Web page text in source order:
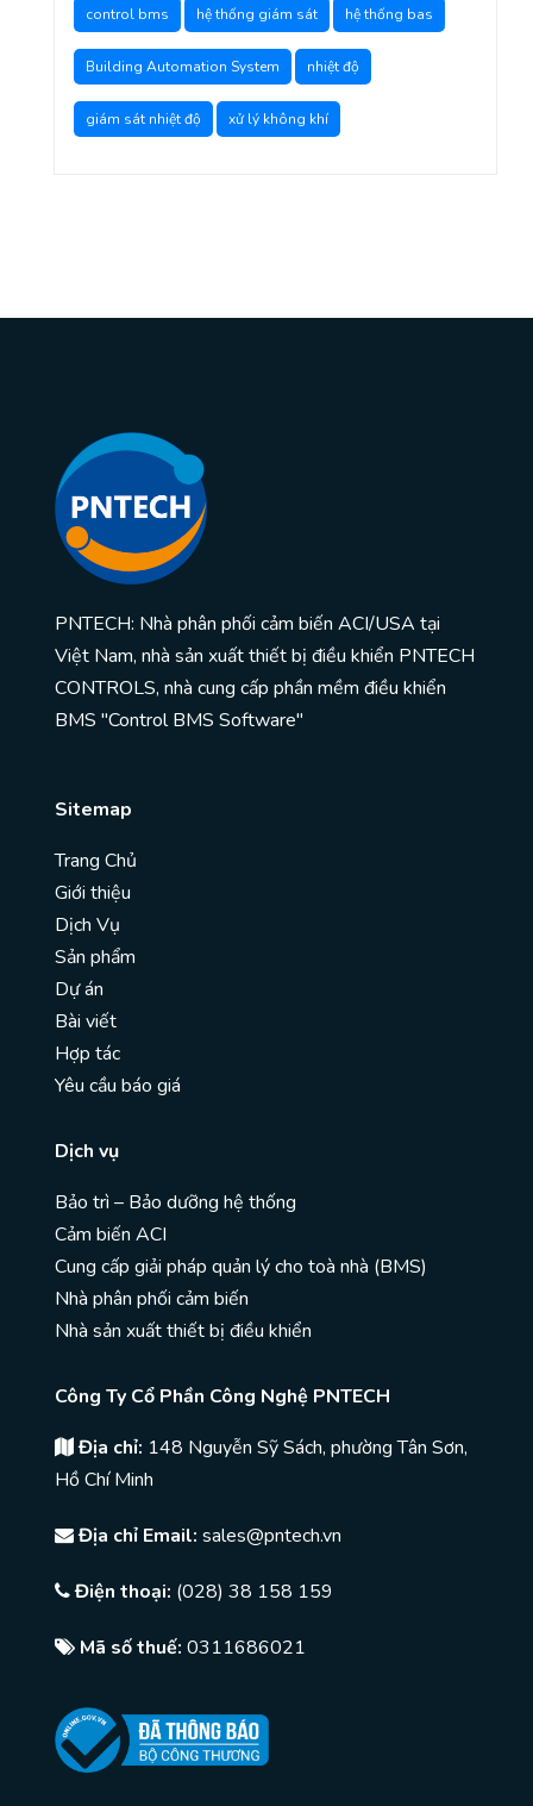
control bms hệ thống giám sát hệ thống bas
Building Automation System nhiệt độ
giám sát nhiệt độ xử lý không khí
PNTECH: Nhà phân phối cảm biến ACI/USA tại
Việt Nam, nhà sản xuất thiết bị điều khiển PNTECH
CONTROLS, nhà cung cấp phần mềm điều khiển
BMS "Control BMS Software"
Sitemap
Trang Chủ
Giới thiệu
Dịch Vụ
Sản phẩm
Dự án
Bài viết
Hợp tác
Yêu cầu báo giá
Dịch vụ
Bảo trì – Bảo dưỡng hệ thống
Cảm biến ACI
Cung cấp giải pháp quản lý cho toà nhà (BMS)
Nhà phân phối cảm biến
Nhà sản xuất thiết bị điều khiển
Công Ty Cổ Phần Công Nghệ PNTECH
Địa chỉ: 148 Nguyễn Sỹ Sách, phường Tân Sơn,
Hồ Chí Minh
Địa chỉ Email: sales@pntech.vn
Điện thoại: (028) 38 158 159
Mã số thuế: 0311686021